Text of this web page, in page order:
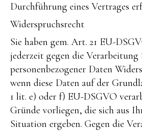
Durchführung eines Vertrages
Widerspruchsrecht
Sie haben gem. Art. 21 EU-
jederzeit gegen die Verarbeitung
personenbezogener Daten
wenn diese Daten auf der
1 lit. e) oder f) EU-DSGVO
Gründe vorliegen, die sich aus
Situation ergeben. Gegen die